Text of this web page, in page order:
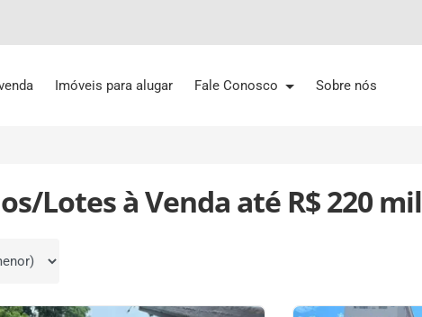
Imóveis para alugar Fale Conosco Sobre nós
Lotes à Venda até R$ 220 mil